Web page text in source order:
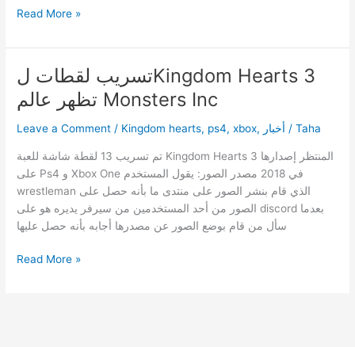
الموعد
لصدور
Kingdom
Hearts
3
Read More »
تسريب لقطات لKingdom Hearts 3
تظهر عالم Monsters Inc
Leave a Comment / Kingdom hearts, ps4,xbox, أخبار /Taha
تم تسريب 13 لقطة شاشة للعبة Kingdom Hearts 3 المنتظر إصدارها
على Ps4 و Xbox One في 2018 مصدر الصور: يقول المستخدم
wrestleman الذي قام بنشر الصور على منتدى ما بأنه حصل على
الصور من أحد المستخدمين من سيرفر يديره هو على discord بعدما
سأل من قام بوضع الصور عن مصدرها أجابه بأنه حصل عليها
تسريب
Read More »